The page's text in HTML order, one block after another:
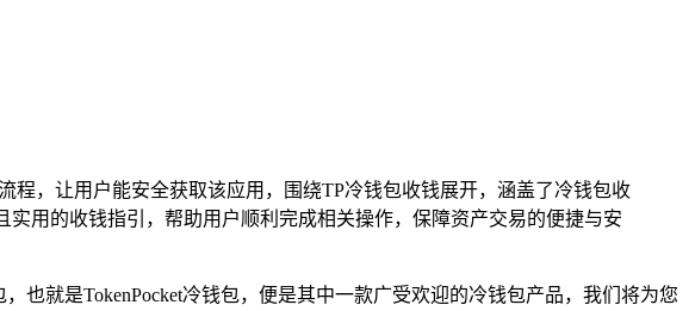
程，让用户能安全获取该应用，围绕TP冷钱包收钱展开，涵盖了冷钱包收
用的收钱指引，帮助用户顺利完成相关操作，保障资产交易的便捷与安
也就是TokenPocket冷钱包，便是其中一款广受欢迎的冷钱包产品，我们将为您